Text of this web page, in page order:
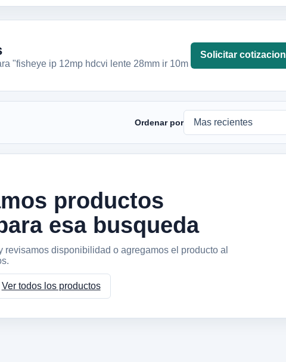
"fisheye ip 12mp hdcvi lente 28mm ir 10m
Solicitar cotizacion
Ordenar por
productos
esa busqueda
revisamos disponibilidad o agregamos el producto al
Ver todos los productos